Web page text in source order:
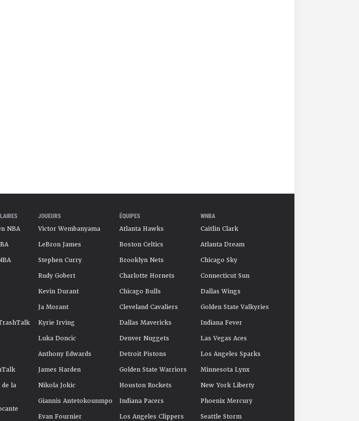
NBA
de la
JOUEURS
Victor Wembanyama
LeBron James
Stephen Curry
Rudy Gobert
Kevin Durant
Ja Morant
Kyrie Irving
Luka Doncic
Anthony Edwards
James Harden
Nikola Jokic
Giannis Antetokounmpo
Evan Fournier
ÉQUIPES
Atlanta Hawks
Boston Celtics
Brooklyn Nets
Charlotte Hornets
Chicago Bulls
Cleveland Cavaliers
Dallas Mavericks
Denver Nuggets
Detroit Pistons
Golden State Warriors
Houston Rockets
Indiana Pacers
Los Angeles Clippers
WNBA
Caitlin Clark
Atlanta Dream
Chicago Sky
Connecticut Sun
Dallas Wings
Golden State Valkyries
Indiana Fever
Las Vegas Aces
Los Angeles Sparks
Minnesota Lynx
New York Liberty
Phoenix Mercury
Seattle Storm